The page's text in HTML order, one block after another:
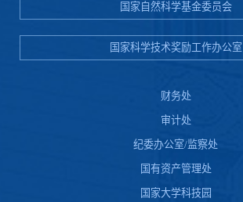
国家自然科学基金委员会
国家科学技术奖励工作办公室
财务处
审计处
纪委办公室/监察处
国有资产管理处
国家大学科技园